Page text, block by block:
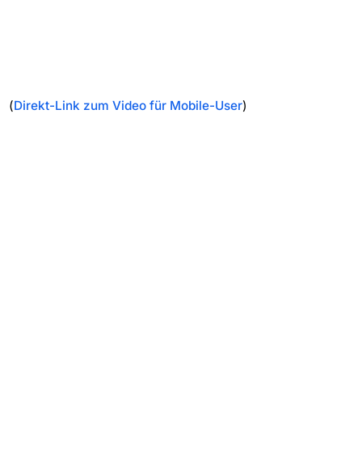
(Direkt-Link zum Video für Mobile-User)